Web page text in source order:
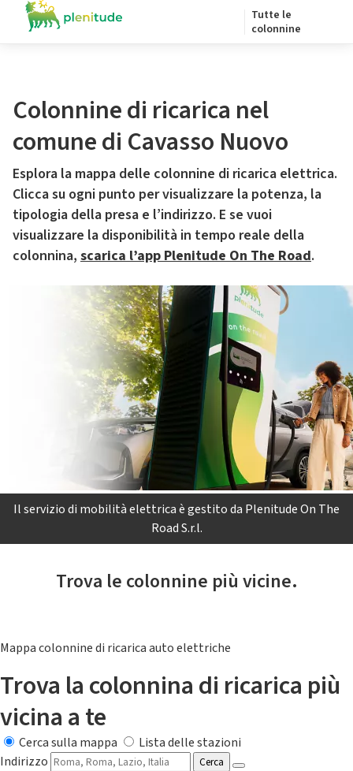
Tutte le
colonnine
Colonnine di ricarica nel
comune di Cavasso Nuovo
Esplora la mappa delle colonnine di ricarica elettrica.
Clicca su ogni punto per visualizzare la potenza, la
tipologia della presa e l’indirizzo. E se vuoi
visualizzare la disponibilità in tempo reale della
colonnina, scarica l’app Plenitude On The Road.
Il servizio di mobilità elettrica è gestito da Plenitude On The
Road S.r.l.
Trova le colonnine più vicine.
Mappa colonnine di ricarica auto elettriche
Trova la colonnina di ricarica più
vicina a te
Cerca sulla mappa
Lista delle stazioni
Indirizzo
Cerca